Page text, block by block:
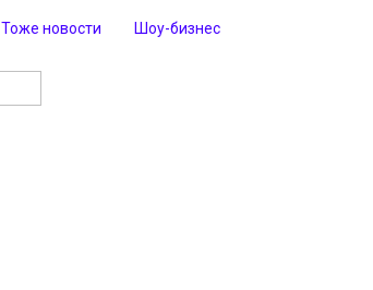
Тоже новости Шоу-бизнес